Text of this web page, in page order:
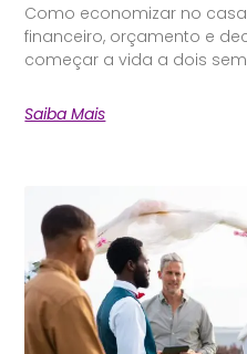
Como economizar no
financeiro, orçamento e
começar a vida a dois
Saiba Mais